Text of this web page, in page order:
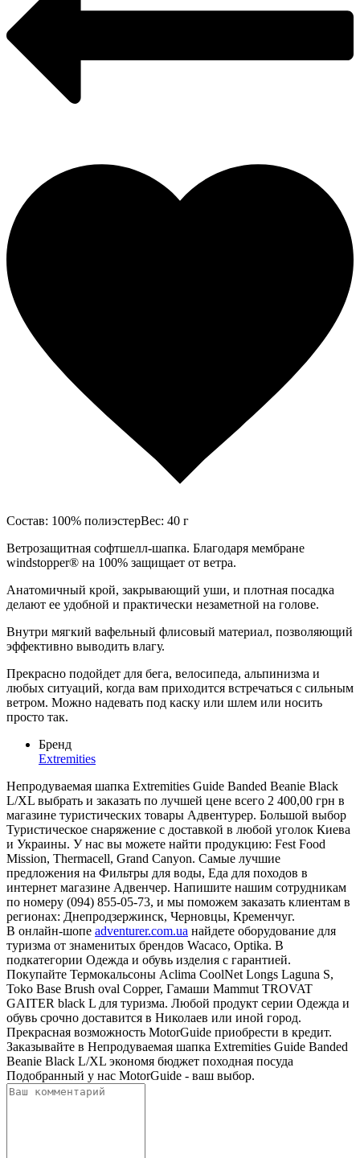
Состав: 100% полиэстерВес: 40 г
Ветрозащитная софтшелл-шапка. Благодаря мембране
windstopper® на 100% защищает от ветра.
Анатомичный крой, закрывающий уши, и плотная посадка
делают ее удобной и практически незаметной на голове.
Внутри мягкий вафельный флисовый материал, позволяющий
эффективно выводить влагу.
Прекрасно подойдет для бега, велосипеда, альпинизма и
любых ситуаций, когда вам приходится встречаться с сильным
ветром. Можно надевать под каску или шлем или носить
просто так.
Бренд
Extremities
Непродуваемая шапка Extremities Guide Banded Beanie Black
L/XL выбрать и заказать по лучшей цене всего 2 400,00 грн в
магазине туристических товары Адвентурер. Большой выбор
Туристическое снаряжение с доставкой в любой уголок Киева
и Украины. У нас вы можете найти продукцию: Fest Food
Mission, Thermacell, Grand Canyon. Самые лучшие
предложения на Фильтры для воды, Еда для походов в
интернет магазине Адвенчер. Напишите нашим сотрудникам
по номеру (094) 855-05-73, и мы поможем заказать клиентам в
регионах: Днепродзержинск, Черновцы, Кременчуг.
В онлайн-шопе adventurer.com.ua найдете оборудование для
туризма от знаменитых брендов Wacaco, Optika. В
подкатегории Одежда и обувь изделия с гарантией.
Покупайте Термокальсоны Aclima CoolNet Longs Laguna S,
Toko Base Brush oval Copper, Гамаши Mammut TROVAT
GAITER black L для туризма. Любой продукт серии Одежда и
обувь срочно доставится в Николаев или иной город.
Прекрасная возможность MotorGuide приобрести в кредит.
Заказывайте в Непродуваемая шапка Extremities Guide Banded
Beanie Black L/XL экономя бюджет походная посуда
Подобранный у нас MotorGuide - ваш выбор.